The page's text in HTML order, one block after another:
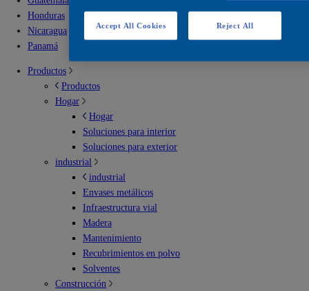
Honduras
Nicaragua
Panamá
Productos
Productos
Hogar
Hogar
Soluciones para interior
Soluciones para exterior
industrial
industrial
Envases metálicos
Infraestructura vial
Madera
Mantenimiento
Recubrimientos en polvo
Solventes
Construcción
Reject All
Accept All Cookies